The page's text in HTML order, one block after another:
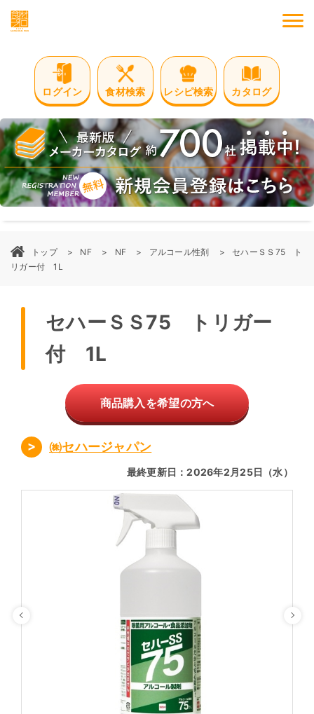
ログイン 食材検索 レシピ検索 カタログ
トップ NF NF アルコール性剤
セハーＳＳ75 ト
リガー付 1L
セハーＳＳ75 トリガー
付 1L
商品購入を希望の方へ
㈱セハージャパン
最終更新日：2026年2月25日（水）